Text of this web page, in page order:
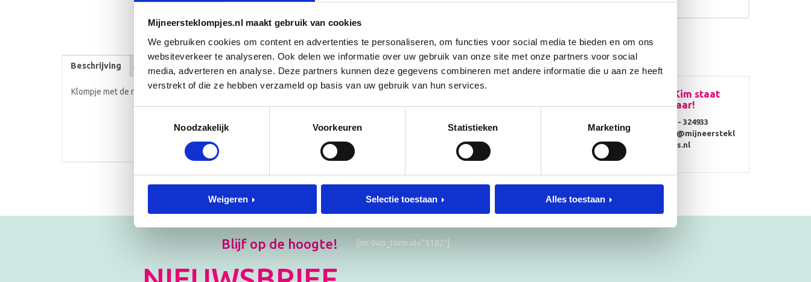
Mijneersteklompjes.nl maakt gebruik van cookies
We gebruiken cookies om content en advertenties te personaliseren, om functies voor social media te bieden en om ons
websiteverkeer te analyseren. Ook delen we informatie over uw gebruik van onze site met onze partners voor social
media, adverteren en analyse. Deze partners kunnen deze gegevens combineren met andere informatie die u aan ze heeft
verstrekt of die ze hebben verzameld op basis van uw gebruik van hun services.
Noodzakelijk
Voorkeuren Statistieken Marketing
Weigeren Selectie toestaan Alles toestaan
Beschrijving Aanvullende informatie
Klompje met de naam Dion
Vragen? Kim staat
voor je klaar!
0314 - 324933
info@mijneerstekl
ompjes.nl
Blijf op de hoogte! [mc4wp_form id=”3182″]